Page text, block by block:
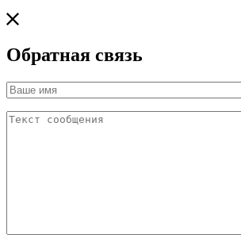
Обратная связь